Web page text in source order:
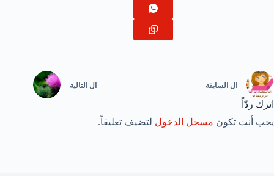
ال السابقة ال التالية
اترك ردّاً
يجب أنت تكون مسجل الدخول لتضيف تعليقاً.